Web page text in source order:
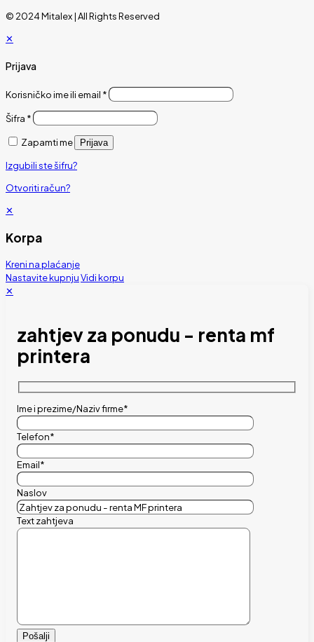
© 2024 Mitalex | All Rights Reserved
✕
Prijava
Korisničko ime ili email *
Šifra *
Zapamti me Prijava
Izgubili ste šifru?
Otvoriti račun?
✕
Korpa
Kreni na plaćanje
Nastavite kupnjuVidi korpu
✕
zahtjev za ponudu - renta mf
printera
Ime i prezime/Naziv firme*
Telefon*
Email*
Naslov
Text zahtjeva